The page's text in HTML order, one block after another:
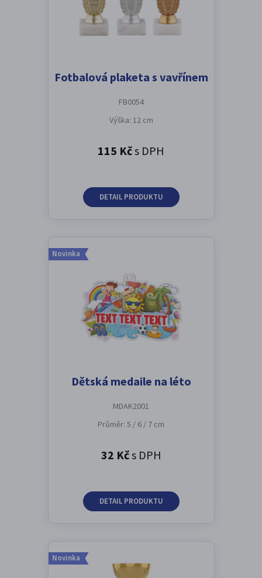
Fotbalová plaketa s vavřínem
FB0054
Výška: 12 cm
115 Kčs DPH
DETAIL PRODUKTU
Novinka
Dětská medaile na léto
MDAK2001
Průměr: 5 / 6 / 7 cm
32 Kčs DPH
DETAIL PRODUKTU
Novinka